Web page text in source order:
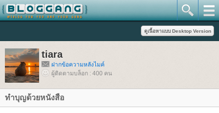
tiara
ฝากข้อความหลังไมค์
ผู้ติดตามบล็อก : 400 คน
ทำบุญด้วยหนังสือ